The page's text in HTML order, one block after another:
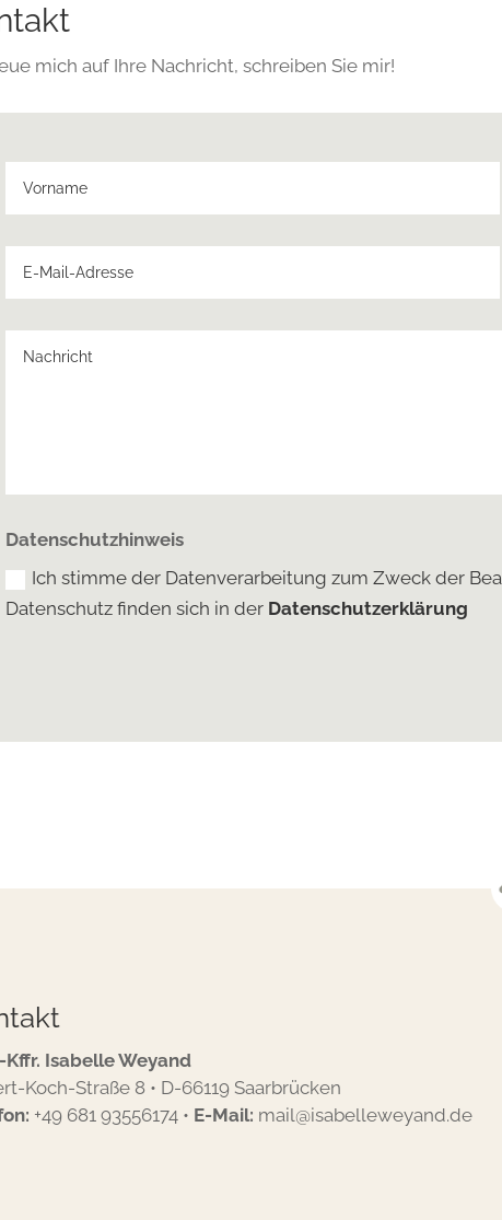
mich auf Ihre Nachricht, schreiben Sie mir!
Datenschutzhinweis
Ich stimme der Datenverarbeitung zum Zweck der
Datenschutz finden sich in der Datenschutzerklärung
Kffr. Isabelle Weyand
Koch-Straße 8 • D-66119 Saarbrücken
+49 681 93556174• E-Mail: mail@isabelleweyand.de